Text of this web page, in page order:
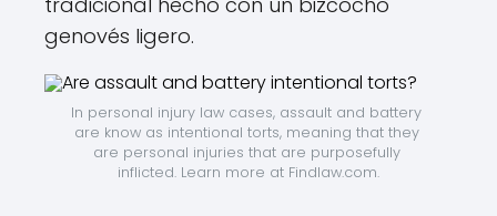
genovés ligero.
In personal injury law cases, assault and battery
are know as intentional torts, meaning that they
are personal injuries that are purposefully
inflicted. Learn more at Findlaw.com.